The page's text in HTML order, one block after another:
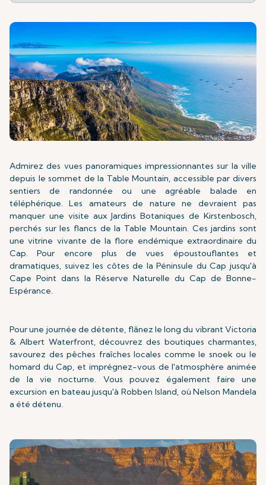
Admirez des vues panoramiques impressionnantes sur la ville
depuis le sommet de la Table Mountain, accessible par divers
sentiers de randonnée ou une agréable balade en
téléphérique. Les amateurs de nature ne devraient pas
manquer une visite aux Jardins Botaniques de Kirstenbosch,
perchés sur les flancs de la Table Mountain. Ces jardins sont
une vitrine vivante de la flore endémique extraordinaire du
Cap. Pour encore plus de vues époustouflantes et
dramatiques, suivez les côtes de la Péninsule du Cap jusqu'à
Cape Point dans la Réserve Naturelle du Cap de Bonne-
Espérance.
Pour une journée de détente, flânez le long du vibrant Victoria
& Albert Waterfront, découvrez des boutiques charmantes,
savourez des pêches fraîches locales comme le snoek ou le
homard du Cap, et imprégnez-vous de l'atmosphère animée
de la vie nocturne. Vous pouvez également faire une
excursion en bateau jusqu'à Robben Island, où Nelson Mandela
a été détenu.